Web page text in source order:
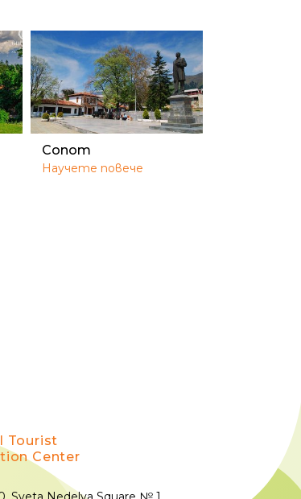
Сопот
Научете повече
Tourist
Center